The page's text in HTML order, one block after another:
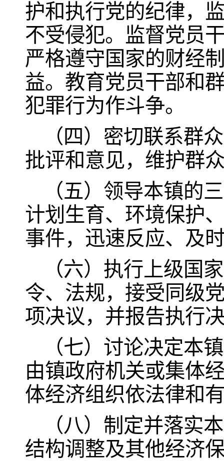
护和执行党的纪律，
不受侵犯。监督党员
严格遵守国家的财经
益。教育党员干部和
犯罪行为作斗争。
（四）密切联系群
批评和意见，维护群
（五）领导本镇的
计划生育、环境保护
事件，迅速反应、及
（六）执行上级国
令、法规，接受同级
项决议，并报告执行
（七）讨论决定本
由镇政府机关或集体
体经济组织依法律和
（八）制定并落实
结构调整及其他经济